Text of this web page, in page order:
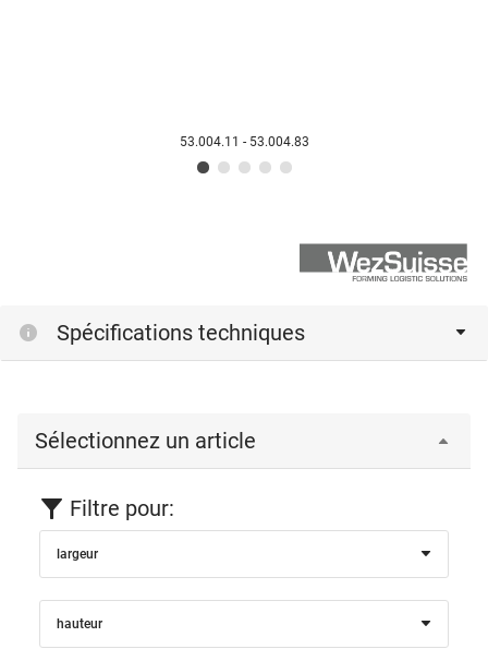
53.004.11 - 53.004.83
Spécifications techniques
Sélectionnez un article
Filtre pour:
largeur
hauteur